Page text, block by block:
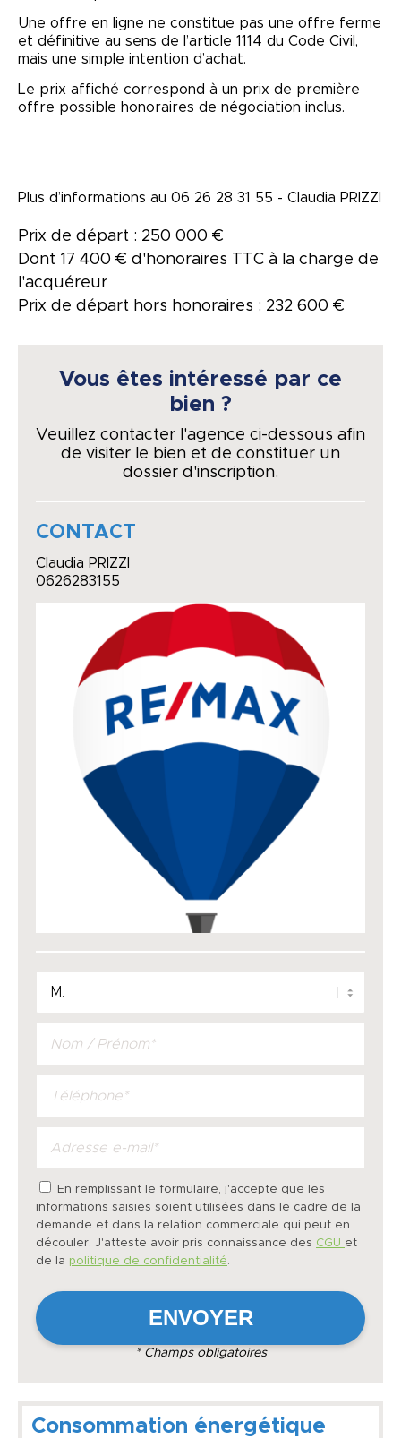
Une offre en ligne ne constitue pas une offre ferme
et définitive au sens de l’article 1114 du Code Civil,
mais une simple intention d’achat.
Le prix affiché correspond à un prix de première
offre possible honoraires de négociation inclus.
Plus d’informations au 06 26 28 31 55 - Claudia PRIZZI
Prix de départ : 250 000 €
Dont 17 400 € d'honoraires TTC à la charge de
l'acquéreur
Prix de départ hors honoraires : 232 600 €
Vous êtes intéressé par ce
bien ?
Veuillez contacter l'agence ci-dessous afin
de visiter le bien et de constituer un
dossier d'inscription.
CONTACT
Claudia PRIZZI
0626283155
En remplissant le formulaire, j'accepte que les
informations saisies soient utilisées dans le cadre de la
demande et dans la relation commerciale qui peut en
découler. J'atteste avoir pris connaissance des CGU et
de la politique de confidentialité.
* Champs obligatoires
Consommation énergétique